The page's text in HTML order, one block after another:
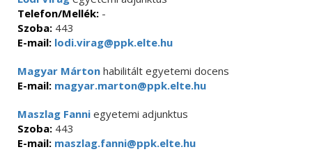
Telefon/Mellék: -
Szoba: 443
E-mail: lodi.virag@ppk.elte.hu
Magyar Márton habilitált egyetemi docens
E-mail: magyar.marton@ppk.elte.hu
Maszlag Fanni egyetemi adjunktus
Szoba: 443
E-mail: maszlag.fanni@ppk.elte.hu